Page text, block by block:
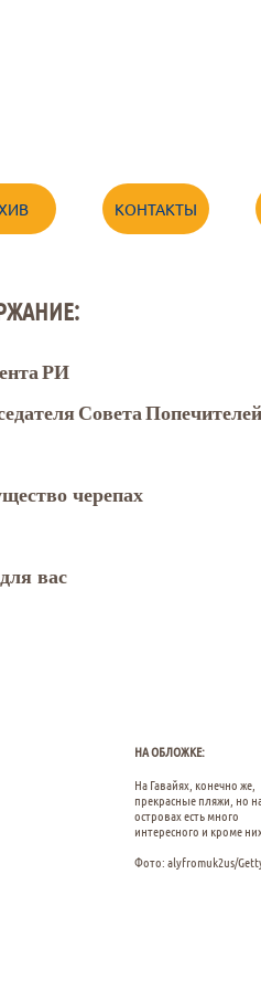
КОНТАКТЫ
РИ
Совета
черепах
вас
НА ОБЛОЖКЕ:
На Гавайях, конечно же,
прекрасные пляжи, но
островах есть много
интересного и кроме
Фото: alyfromuk2us/